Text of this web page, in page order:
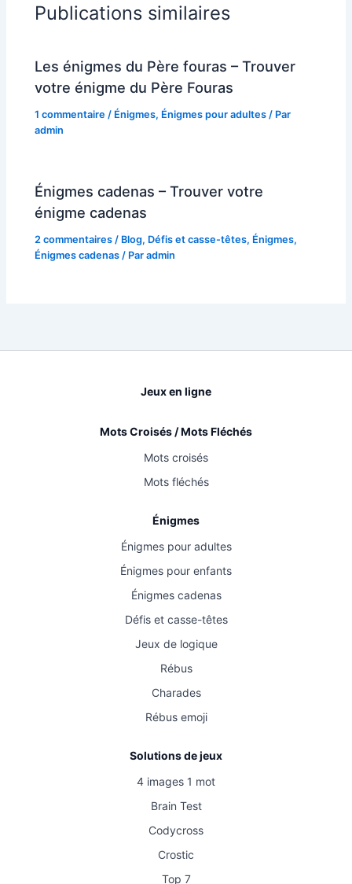
Publications similaires
Les énigmes du Père fouras – Trouver
votre énigme du Père Fouras
1 commentaire / Énigmes, Énigmes pour adultes / Par
admin
Énigmes cadenas – Trouver votre
énigme cadenas
2 commentaires / Blog, Défis et casse-têtes, Énigmes,
Énigmes cadenas / Paradmin
Jeux en ligne
Mots Croisés / Mots Fléchés
Mots croisés
Mots fléchés
Énigmes
Énigmes pour adultes
Énigmes pour enfants
Énigmes cadenas
Défis et casse-têtes
Jeux de logique
Rébus
Charades
Rébus emoji
Solutions de jeux
4 images 1 mot
Brain Test
Codycross
Crostic
Top 7